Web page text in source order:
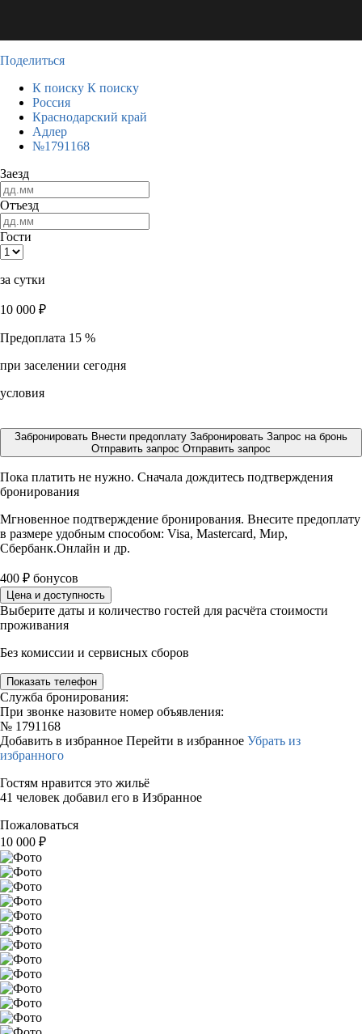
Поделиться
К поиску К поиску
Россия
Краснодарский край
Адлер
№1791168
Заезд
Отъезд
Гости
за сутки
10 000 ₽
Предоплата 15 %
при заселении сегодня
условия
Забронировать Внести предоплату Забронировать Запрос на бронь
Отправить запрос Отправить запрос
Пока платить не нужно. Сначала дождитесь подтверждения
бронирования
Мгновенное подтверждение бронирования. Внесите предоплату
в размере удобным способом: Visa, Mastercard, Мир,
Сбербанк.Онлайн и др.
400 ₽ бонусов
Цена и доступность
Выберите даты и количество гостей для расчёта стоимости
проживания
Без комиссии и сервисных сборов
Показать телефон
Служба бронирования:
При звонке назовите номер объявления:
№ 1791168
Добавить в избранное Перейти в избранное Убрать из
избранного
Гостям нравится это жильё
41 человек добавил его в Избранное
Пожаловаться
10 000 ₽